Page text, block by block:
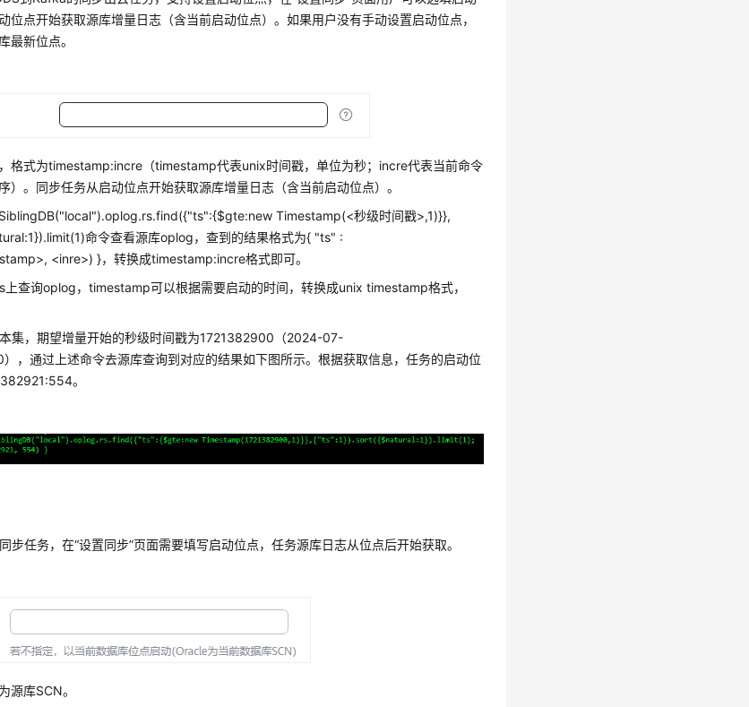
位点开始获取源库增量日志（含当前启动位点）。如果用户没有手动设置启动位点，
最新位点。
格式为timestamp:incre（timestamp代表unix时间戳，单位为秒；incre代表当前命令
）。同步任务从启动位点开始获取源库增量日志（含当前启动位点）。
Timestamp(<秒级时间戳>,1)}},
命令查看源库oplog，查到的结果格式为{ "ts" :
<inre>) }，转换成timestamp:incre格式即可。
查询oplog，timestamp可以根据需要启动的时间，转换成unix timestamp格式，
集，期望增量开始的秒级时间戳为1721382900（2024-07-
，通过上述命令去源库查询到对应的结果如下图所示。根据获取信息，任务的启动位
。
步任务，在“设置同步”页面需要填写启动位点，任务源库日志从位点后开始获取。
源库SCN。